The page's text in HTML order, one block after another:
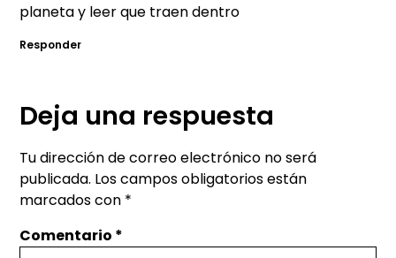
planeta y leer que traen dentro
Responder
Deja una respuesta
Tu dirección de correo electrónico no será
publicada. Los campos obligatorios están
marcados con *
Comentario *